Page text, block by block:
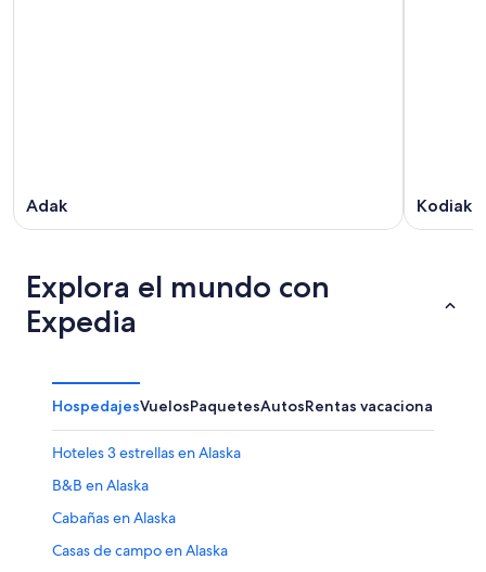
Adak Kodiak
Explora el mundo con
Expedia
HospedajesVuelosPaquetesAutosRentas vacacionales
Hoteles 3 estrellas en Alaska
B&B en Alaska
Cabañas en Alaska
Casas de campo en Alaska